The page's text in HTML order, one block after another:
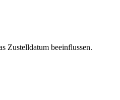
Zustelldatum beeinflussen.